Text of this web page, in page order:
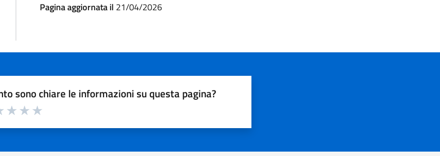
Pagina aggiornata il 21/04/2026
sono chiare le informazioni su questa pagina?
1 a 5 stelle la pagina